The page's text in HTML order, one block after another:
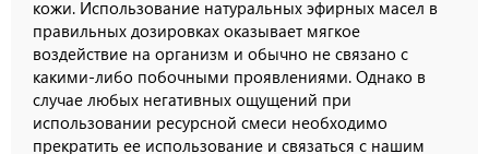
кожи. Использование натуральных эфирных масел в
правильных дозировках оказывает мягкое
воздействие на организм и обычно не связано с
какими-либо побочными проявлениями. Однако в
случае любых негативных ощущений при
использовании ресурсной смеси необходимо
прекратить ее использование и связаться с нашим